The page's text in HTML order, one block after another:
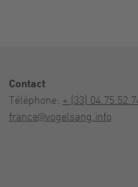
Contact
Téléphone: + (33)
france@vogelsang.info